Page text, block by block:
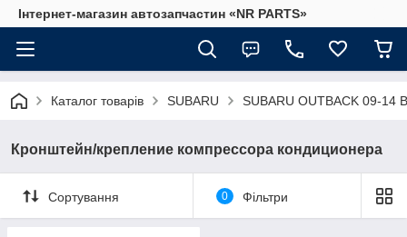
Інтернет-магазин автозапчастин «NR PARTS»
Каталог товарів SUBARU SUBARU OUTBACK 09-14
Кронштейн/крепление компрессора кондиционера
Сортування 0 Фільтри